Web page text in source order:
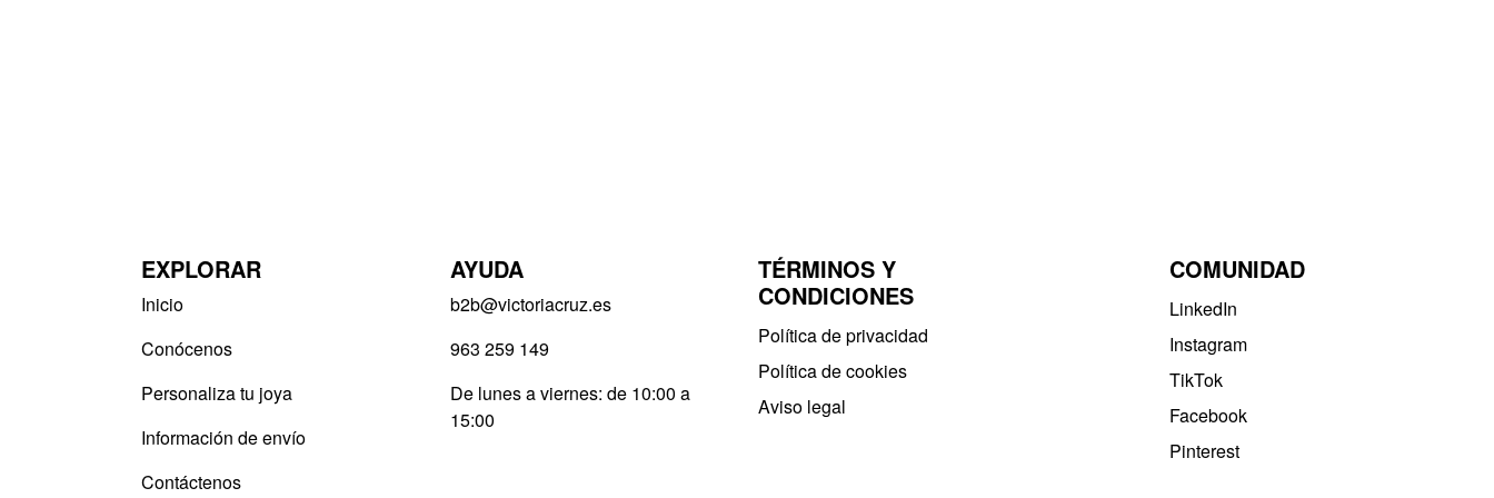
TÉRMINOS Y
CONDICIONES
Política de privacidad​
Política de cookies
Aviso legal
AYUDA
b2b@victoriacruz.es
963 259 149
De lunes a viernes: de 10:00 a
15:00
EXPLORAR
Inicio
Conócenos
Personaliza tu joya
Información de envío
Contáctenos
COMUNIDAD
LinkedIn
Instagram
TikTok
Facebook
Pinterest